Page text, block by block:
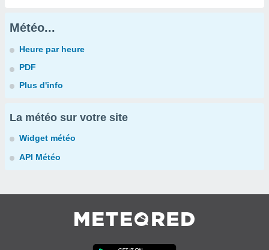
Météo...
Heure par heure
PDF
Plus d'info
La météo sur votre site
Widget météo
API Météo